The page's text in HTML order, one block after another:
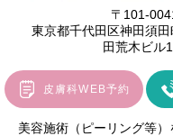
〒101-
東京都千代田区神田須
田荒木ビル
皮膚科WEB予約
美容施術（ピーリング等）